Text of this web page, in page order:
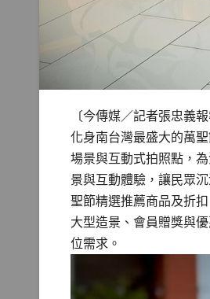
〔今傳媒／記者張忠義
化身南台灣最盛大的萬
場景與互動式拍照點，
景與互動體驗，讓民眾
聖節精選推薦商品及折
大型造景、會員贈獎與
位需求。